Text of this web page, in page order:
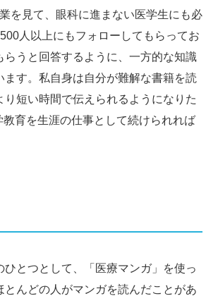
を見て、眼科に進まない医学生にも必
人以上にもフォローしてもらってお
うと回答するように、一方的な知識
す。私自身は自分が難解な書籍を読
短い時間で伝えられるようになりた
育を生涯の仕事として続けられれば
とつとして、「医療マンガ」を使っ
んどの人がマンガを読んだことがあ